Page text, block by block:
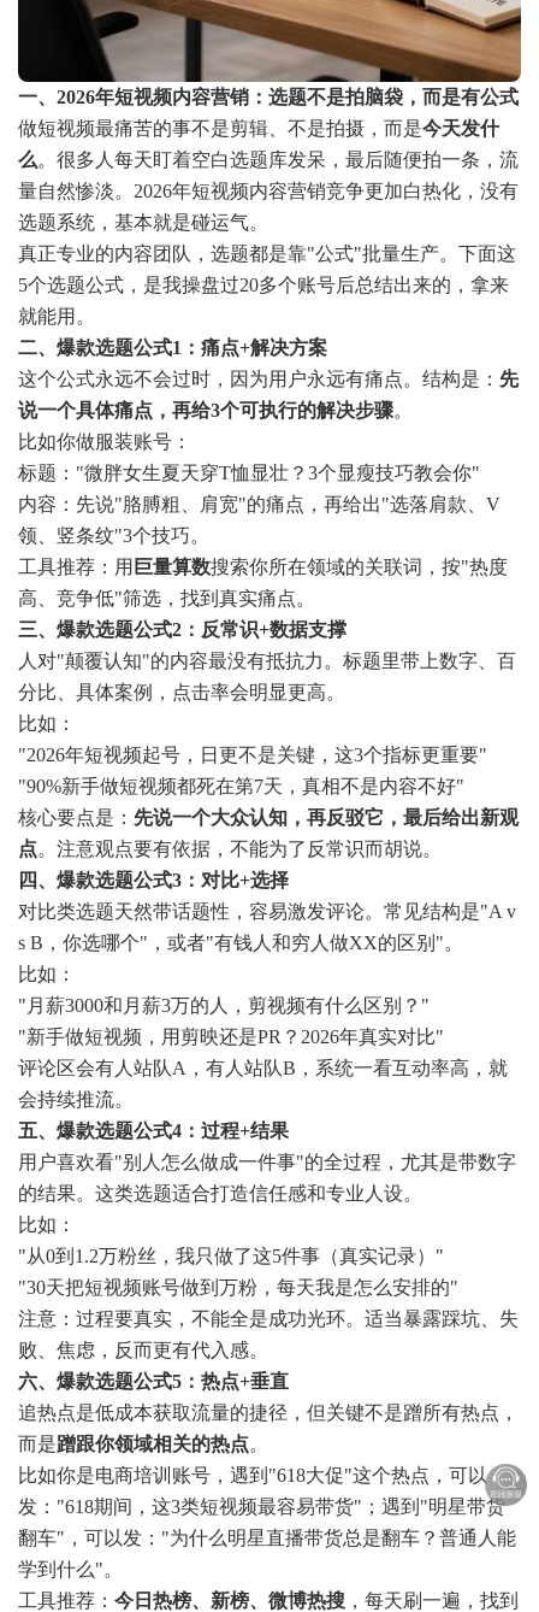
一、2026年短视频内容营销：选题不是拍脑袋，而是有公式
做短视频最痛苦的事不是剪辑、不是拍摄，而是今天发什
么。很多人每天盯着空白选题库发呆，最后随便拍一条，流
量自然惨淡。2026年短视频内容营销竞争更加白热化，没有
选题系统，基本就是碰运气。
真正专业的内容团队，选题都是靠"公式"批量生产。下面这
5个选题公式，是我操盘过20多个账号后总结出来的，拿来
就能用。
二、爆款选题公式1：痛点+解决方案
这个公式永远不会过时，因为用户永远有痛点。结构是： 先
说一个具体痛点，再给3个可执行的解决步骤。
比如你做服装账号：
标题："微胖女生夏天穿T恤显壮？3个显瘦技巧教会你"
内容：先说"胳膊粗、肩宽"的痛点，再给出"选落肩款、V
领、竖条纹"3个技巧。
工具推荐：用 巨量算数搜索你所在领域的关联词，按"热度
高、竞争低"筛选，找到真实痛点。
三、爆款选题公式2：反常识+数据支撑
人对"颠覆认知"的内容最没有抵抗力。标题里带上数字、百
分比、具体案例，点击率会明显更高。
比如：
"2026年短视频起号，日更不是关键，这3个指标更重要"
"90%新手做短视频都死在第7天，真相不是内容不好"
核心要点是： 先说一个大众认知，再反驳它，最后给出新观
点。注意观点要有依据，不能为了反常识而胡说。
四、爆款选题公式3：对比+选择
对比类选题天然带话题性，容易激发评论。常见结构是"A v
s B，你选哪个"，或者"有钱人和穷人做XX的区别"。
比如：
"月薪3000和月薪3万的人，剪视频有什么区别？"
"新手做短视频，用剪映还是PR？2026年真实对比"
评论区会有人站队A，有人站队B，系统一看互动率高，就
会持续推流。
五、爆款选题公式4：过程+结果
用户喜欢看"别人怎么做成一件事"的全过程，尤其是带数字
的结果。这类选题适合打造信任感和专业人设。
比如：
"从0到1.2万粉丝，我只做了这5件事（真实记录）"
"30天把短视频账号做到万粉，每天我是怎么安排的"
注意：过程要真实，不能全是成功光环。适当暴露踩坑、失
败、焦虑，反而更有代入感。
六、爆款选题公式5：热点+垂直
追热点是低成本获取流量的捷径，但关键不是蹭所有热点，
而是蹭跟你领域相关的热点。
比如你是电商培训账号，遇到"618大促"这个热点，可以
发："618期间，这3类短视频最容易带货"；遇到"明星带货
翻车"，可以发："为什么明星直播带货总是翻车？普通人能
学到什么"。
工具推荐： 今日热榜、新榜、微博热搜 ，每天刷一遍，找到